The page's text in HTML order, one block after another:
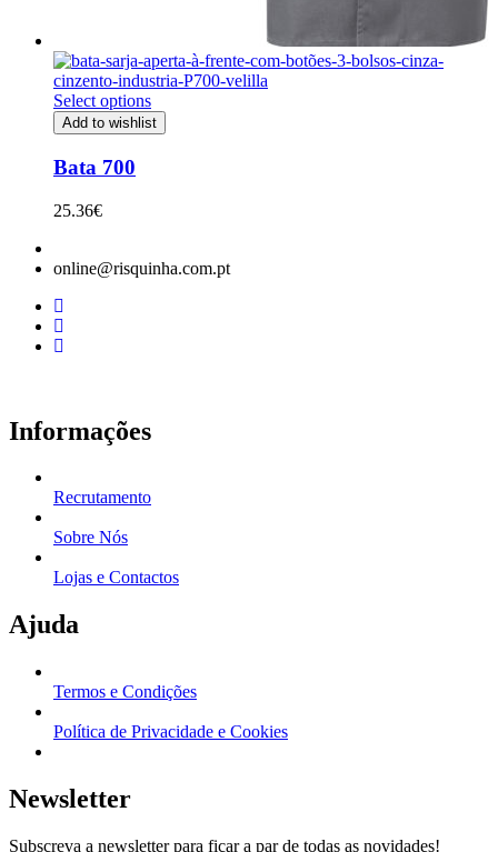
Select options
Add to wishlist
Bata 700
25.36€
online@risquinha.com.pt
Informações
Recrutamento
Sobre Nós
Lojas e Contactos
Ajuda
Termos e Condições
Política de Privacidade e Cookies
Newsletter
Subscreva a newsletter para ficar a par de todas as novidades!